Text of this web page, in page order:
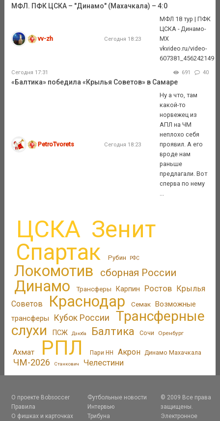
МФЛ. ПФК ЦСКА – "Динамо" (Махачкала) – 4:0
vv-zh Сегодня 18:23
МФЛ 18 тур | ПФК
ЦСКА - Динамо-
МХ
vkvideo.ru/video-
607381_456242149
Сегодня 17:31 691 40
«Балтика» победила «Крылья Советов» в Самаре
PetroTvorets Сегодня 18:23
Ну а что, там
какой-то
норвежец из
АПЛ на ЧМ
неплохо себя
проявил. А его
вроде нам
раньше
предлагали. Вот
сперва по нему
...
ЦСКА Зенит
Спартак Рубин РФС
Локомотив сборная России
Динамо Трансферы Карпин Ростов Крылья
Советов
Краснодар Семак Возможные
трансферы
Кубок России
Трансферные
слухи
ПСЖ Дзюба Балтика Сочи Оренбург
Ахмат РПЛ Пари НН Акрон Динамо Махачкала
ЧМ-2026 Станкович Челестини
О проекте Bobsoccer
Правила
О фишках и карточках
Футбольные новости
Интервью
Трибуна
© 2009 Все права
защищены.
Электронное